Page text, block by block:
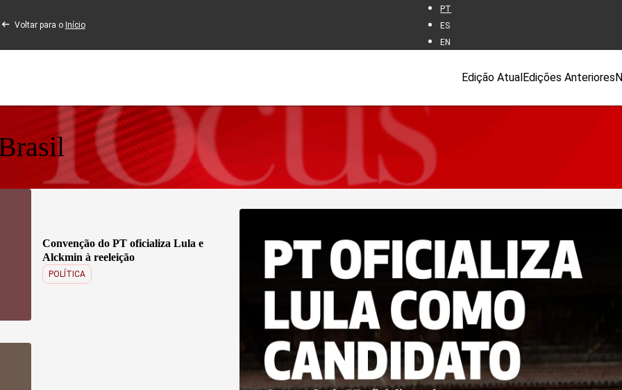
Voltar para o Início
PT
ES
EN
Edição AtualEdições Anteriores
Convenção do PT oficializa Lula e
Alckmin à reeleição
POLÍTICA